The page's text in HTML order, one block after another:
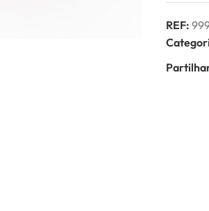
REF: